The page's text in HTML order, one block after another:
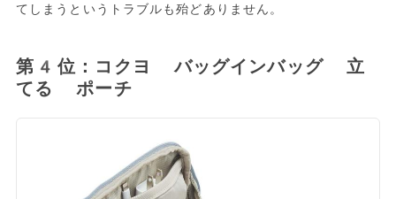
てしまうというトラブルも殆どありません。
第4位：コクヨ バッグインバッグ 立
てる ポーチ